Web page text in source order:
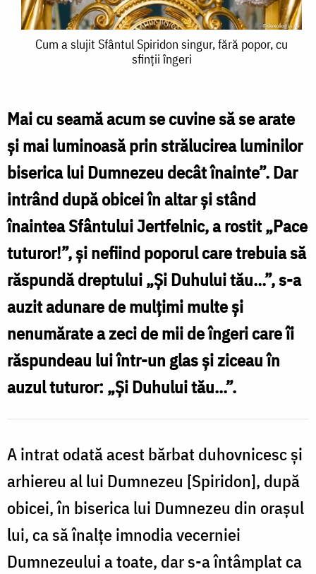
Cum
Sfântul
Spiridon
singur,
fără
popor,
sfinții
îngeri
Cum a slujit Sfântul Spiridon singur, fără popor, cu
sfinții îngeri
Mai cu seamă acum se cuvine să se arate
și mai luminoasă prin strălucirea luminilor
biserica lui Dumnezeu decât înainte”. Dar
intrând după obicei în altar și stând
înaintea Sfântului Jertfelnic, a rostit „Pace
tuturor!”, și nefiind poporul care trebuia să
răspundă dreptului „Și Duhului tău...”, s-a
auzit adunare de mulțimi multe și
nenumărate a zeci de mii de îngeri care îi
răspundeau lui într-un glas și ziceau în
auzul tuturor: „Și Duhului tău...”.
A intrat odată acest bărbat duhovnicesc și
arhiereu al lui Dumnezeu [Spiridon], după
obicei, în biserica lui Dumnezeu din orașul
lui, ca să înalțe imnodia vecerniei
Dumnezeului a toate, dar s-a întâmplat ca